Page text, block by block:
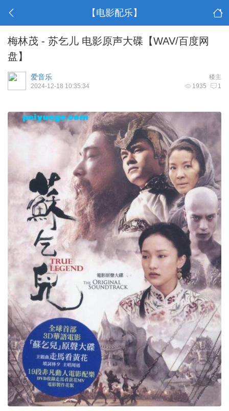
【电影配乐】
梅林茂 - 苏乞儿 电影原声大碟【WAV/百度网
盘】
楼主
爱音乐
1935 1
2024-12-18 10:35:34